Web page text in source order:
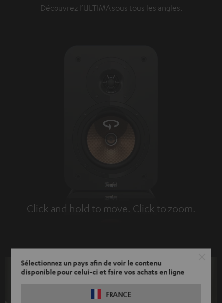
Sélectionnez un pays afin de voir le contenu
disponible pour celui-ci et faire vos achats en ligne
FRANCE
Découvrez l’ULTIMA sous tous les angles.
Click and hold to move. Click to zoom.
Tap to zoom